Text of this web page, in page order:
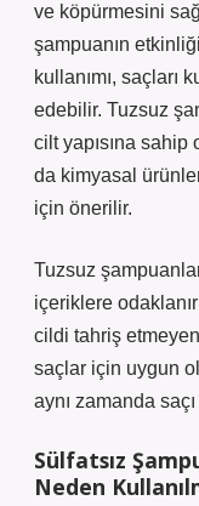
ve köpürmesini
şampuanın
kullanımı, saçları
edebilir. Tuzsuz
cilt yapısına
da kimyasal
için önerilir.
Tuzsuz
içeriklere
cildi tahriş
saçlar için uygun
aynı zamanda
Sülfatsız
Neden